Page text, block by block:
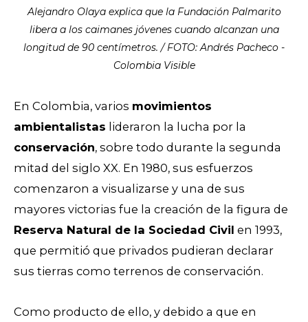
Alejandro Olaya explica que la Fundación Palmarito
libera a los caimanes jóvenes cuando alcanzan una
longitud de 90 centímetros. / FOTO: Andrés Pacheco -
Colombia Visible
En Colombia, varios movimientos
ambientalistas lideraron la lucha por la
conservación, sobre todo durante la segunda
mitad del siglo XX. En 1980, sus esfuerzos
comenzaron a visualizarse y una de sus
mayores victorias fue la creación de la figura de
Reserva Natural de la Sociedad Civil en 1993,
que permitió que privados pudieran declarar
sus tierras como terrenos de conservación.
Como producto de ello, y debido a que en